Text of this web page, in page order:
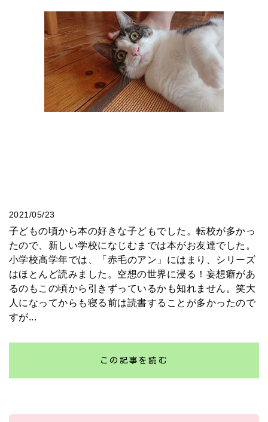
2021/05/23
子どもの頃から本の好きな子どもでした。転校が多かっ
たので、新しい学校になじむまでは本がお友達でした。
小学校高学年では、「赤毛のアン」にはまり、シリーズ
はほとんど読みました。空想の世界に浸る！妄想癖があ
るのもこの頃から引きずっているかも知れません。笑大
人になってからも寝る前は読書することが多かったので
すが...
この記事を読む